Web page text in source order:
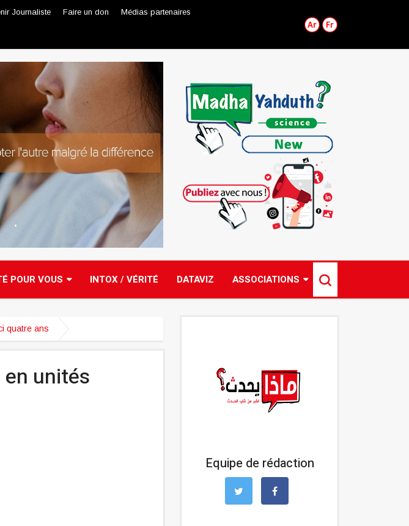
Journaliste
citoyen
Faire un don Médias partenaires
POUR VOUS INTOX / VÉRITÉ DATAVIZ ASSOCIATIONS
quatre ans
unités
Equipe de rédaction